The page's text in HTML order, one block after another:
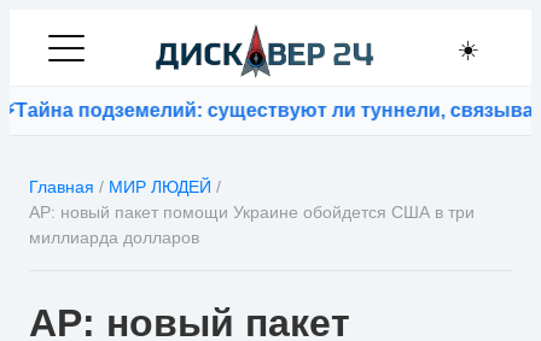
☀️
подземелий: существуют ли туннели, связывающие
Главная / МИР ЛЮДЕЙ /
AP: новый пакет помощи Украине обойдется США в три
миллиарда долларов
AP: новый пакет